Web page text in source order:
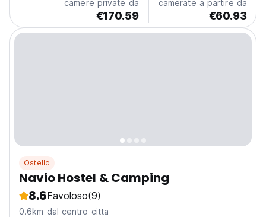
camere private da
€170.59
camerate a partire da
€60.93
Ostello
Navio Hostel & Camping
8.6Favoloso(9)
0.6km dal centro citta